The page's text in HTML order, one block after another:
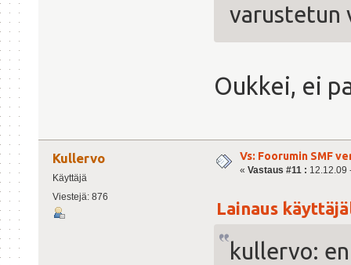
varustetun
Oukkei, ei
Kullervo
Käyttäjä
Viestejä: 876
Vs: Foorumin SMF
« Vastaus #11 : 12.12.09
Lainaus
kullervo: